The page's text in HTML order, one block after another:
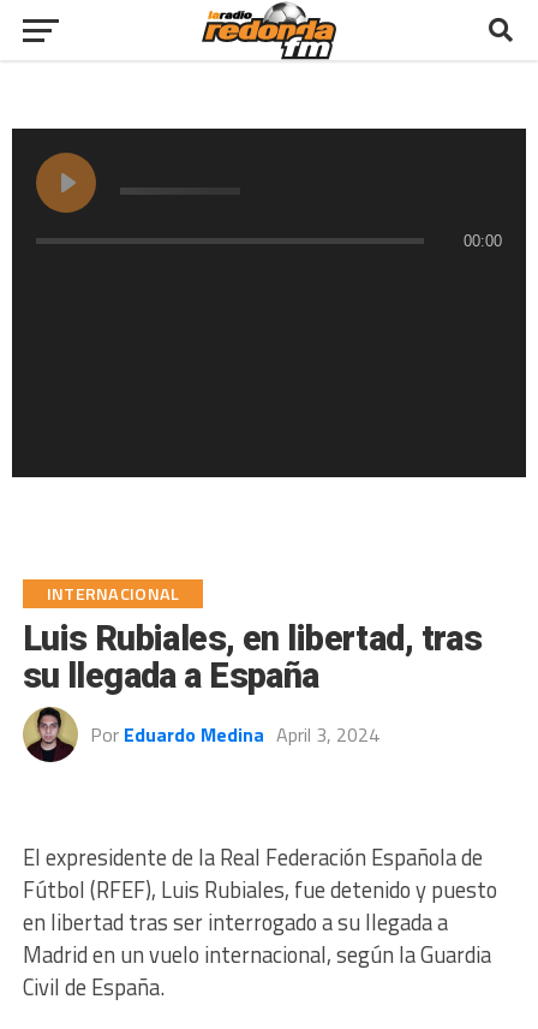
00:00
INTERNACIONAL
Luis Rubiales, en libertad, tras
su llegada a España
Por Eduardo Medina April 3, 2024
El expresidente de la Real Federación Española de
Fútbol (RFEF), Luis Rubiales, fue detenido y puesto
en libertad tras ser interrogado a su llegada a
Madrid en un vuelo internacional, según la Guardia
Civil de España.